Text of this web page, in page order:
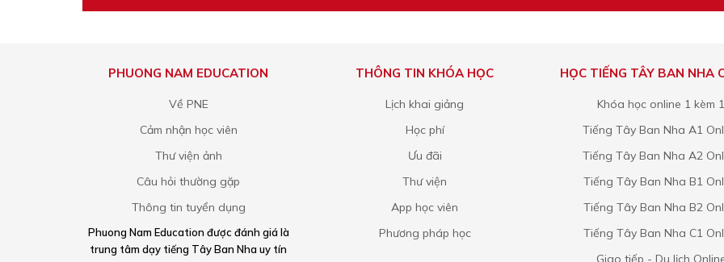
PHUONG NAM EDUCATION
Về PNE
Cảm nhận học viên
Thư viện ảnh
Câu hỏi thường gặp
Thông tin tuyển dụng
Phuong Nam Education được đánh giá là
trung tâm dạy tiếng Tây Ban Nha uy tín
THÔNG TIN KHÓA HỌC
Lịch khai giảng
Học phí
Ưu đãi
Thư viện
App học viên
Phương pháp học
HỌC TIẾNG TÂY BAN NHA
Khóa học online 1 kèm
Tiếng Tây Ban Nha A1
Tiếng Tây Ban Nha A2
Tiếng Tây Ban Nha B1
Tiếng Tây Ban Nha B2
Tiếng Tây Ban Nha C1
Giao tiếp - Du lịch